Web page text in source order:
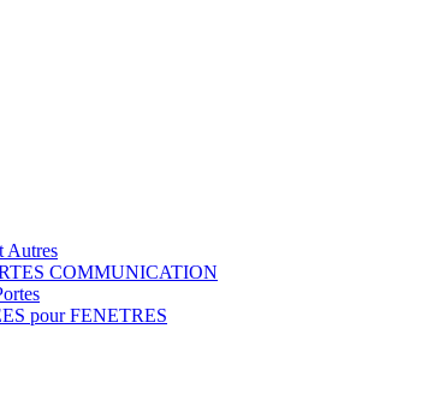
Autres
COMMUNICATION
pour FENETRES